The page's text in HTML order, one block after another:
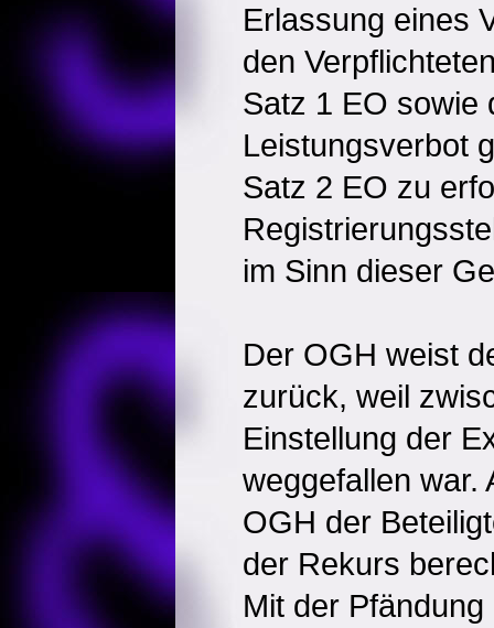
Erlassung eines
den
Satz 1 EO sowie
Leistungsverbot
Satz 2 EO zu
im Sinn dieser
Der OGH weist
zurück, weil
Einstellung der
weggefallen war.
OGH der
der Rekurs
Mit der